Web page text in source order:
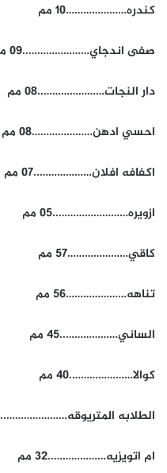
كندره…………………10 مم
صفى اندجاي…………………..09 مم
دار النجات…………………..08 مم
احسي ادهن…………………08 مم
اكفافه افلان………………..07 مم
ازويره……………………..05 مم
كاقي…………………57 مم
تناهه…………………56 مم
الساني………………..45 مم
كوالا………………….40 مم
الطلابه المتريوقه…………………..35 مم
ام اتويزيه………………..32 مم